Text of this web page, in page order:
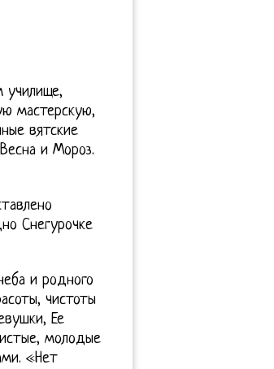
училище,
мастерскую,
вятские
и Мороз.
Снегурочке
и родного
чистоты
Ее
молодые
«Нет